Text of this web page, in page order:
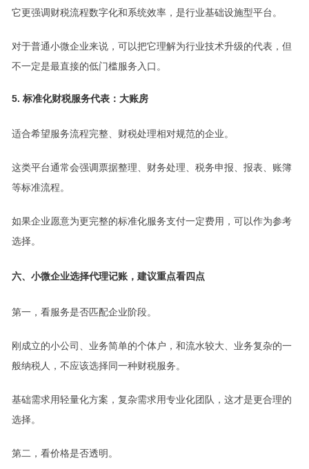
它更强调财税流程数字化和系统效率，是行业基础设施型平台。
对于普通小微企业来说，可以把它理解为行业技术升级的代表，但
不一定是最直接的低门槛服务入口。
5. 标准化财税服务代表：大账房
适合希望服务流程完整、财税处理相对规范的企业。
这类平台通常会强调票据整理、财务处理、税务申报、报表、账簿
等标准流程。
如果企业愿意为更完整的标准化服务支付一定费用，可以作为参考
选择。
六、小微企业选择代理记账，建议重点看四点
第一，看服务是否匹配企业阶段。
刚成立的小公司、业务简单的个体户，和流水较大、业务复杂的一
般纳税人，不应该选择同一种财税服务。
基础需求用轻量化方案，复杂需求用专业化团队，这才是更合理的
选择。
第二，看价格是否透明。